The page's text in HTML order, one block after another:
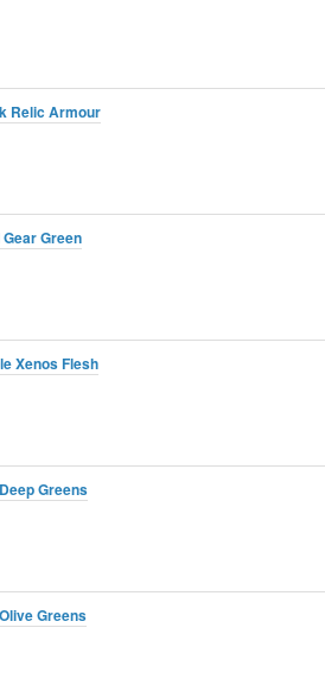
Relic Armour
Green
Xenos Flesh
Greens
Greens